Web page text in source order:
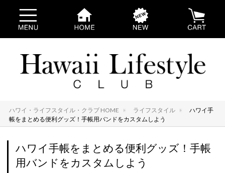
ハワイ・ライフスタイル・クラブ HOME ライフスタイル
ハワイ手
帳をまとめる便利グッズ！手帳用バンドをカスタムしよう
ハワイ手帳をまとめる便利グッズ！手帳
用バンドをカスタムしよう